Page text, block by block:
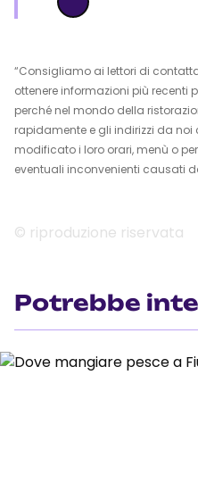
“Consigliamo ai lettori di
ottenere informazioni più recenti
perché nel mondo della
rapidamente e gli indirizzi da
modificato i loro orari, menù o
eventuali inconvenienti causati
© riproduzione riservata
Potrebbe